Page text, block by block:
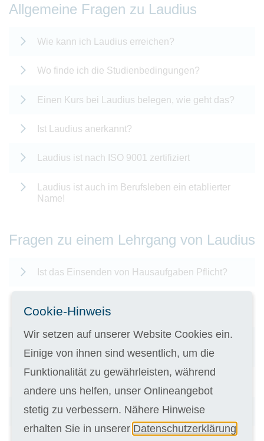
Allgemeine Fragen zu Laudius
Wie kann ich Laudius erreichen?
Wo finde ich die Studienbedingungen?
Einen Kurs bei Laudius belegen, wie geht das?
Ist Laudius anerkannt?
Laudius ist nach ISO 9001 zertifiziert
Laudius ist auch im Berufsleben ein etablierter
Name!
Fragen zu einem Lehrgang von Laudius
Ist das Einsenden von Hausaufgaben Pflicht?
Wo kann ich diese stellen?
anmelden?
Kann ich mir mehr Zeit für einen Kurs nehmen?
Cookie-Hinweis
Wir setzen auf unserer Website Cookies ein.
Einige von ihnen sind wesentlich, um die
Funktionalität zu gewährleisten, während
andere uns helfen, unser Onlineangebot
stetig zu verbessern. Nähere Hinweise
erhalten Sie in unserer Datenschutzerklärung